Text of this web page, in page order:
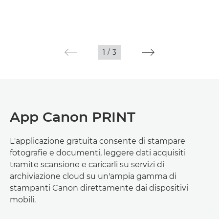
1 / 3
App Canon PRINT
L'applicazione gratuita consente di stampare
fotografie e documenti, leggere dati acquisiti
tramite scansione e caricarli su servizi di
archiviazione cloud su un'ampia gamma di
stampanti Canon direttamente dai dispositivi
mobili.